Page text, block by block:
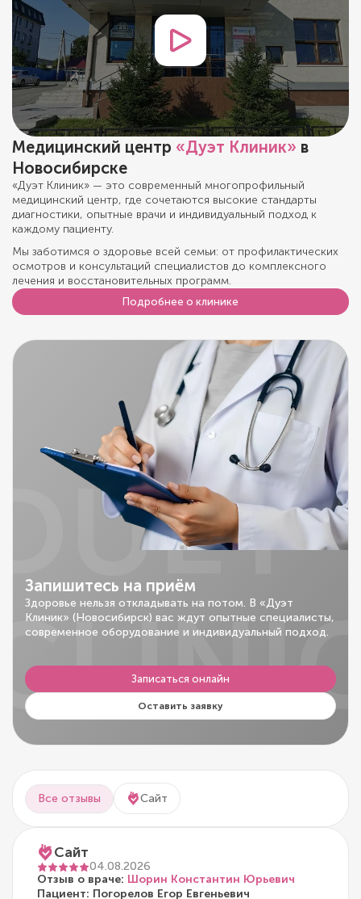
Медицинский центр «Дуэт Клиник» в
Новосибирске
«Дуэт Клиник» — это современный многопрофильный
медицинский центр, где сочетаются высокие стандарты
диагностики, опытные врачи и индивидуальный подход к
каждому пациенту.
Мы заботимся о здоровье всей семьи: от профилактических
осмотров и консультаций специалистов до комплексного
лечения и восстановительных программ.
Подробнее о клинике
Запишитесь на приём
Здоровье нельзя откладывать на потом. В «Дуэт
Клиник» (Новосибирск) вас ждут опытные специалисты,
современное оборудование и индивидуальный подход.
Записаться онлайн
Оставить заявку
Все отзывы Сайт
Сайт
04.08.2026
Отзыв о враче: Шорин Константин Юрьевич
Пациент: Погорелов Егор Евгеньевич